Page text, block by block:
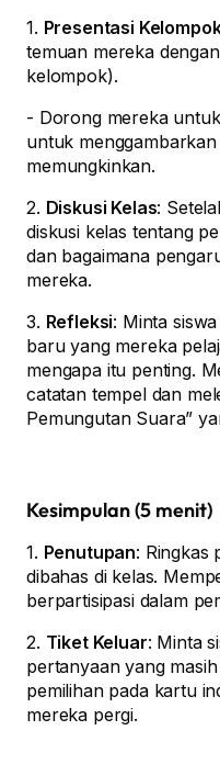
1. Presentasi
temuan mereka
kelompok).
- Dorong mereka
untuk
memungkinkan.
2. Diskusi Kelas:
diskusi kelas tentang
dan bagaimana
mereka.
3. Refleksi: Minta
baru yang mereka
mengapa itu penting.
catatan tempel dan
Pemungutan Suara”
Kesimpulan (5 menit)
1. Penutupan: Ringkas
dibahas di kelas.
berpartisipasi dalam
2. Tiket Keluar: Minta
pertanyaan yang
pemilihan pada kartu
mereka pergi.